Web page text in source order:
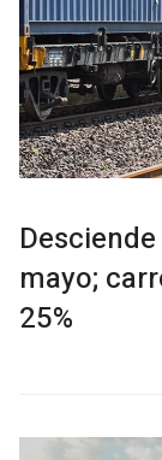
mayo;
25%